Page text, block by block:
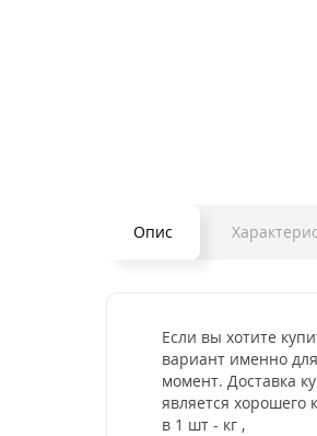
Опис
Если вы хотите
вариант именно
момент. Доставка
является
в 1 шт - кг ,